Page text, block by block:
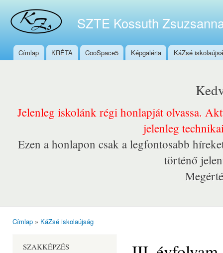
SZTE Kossuth
Főmenü
Címlap KRÉTA CooSpace5 Képgaléria KáZsé
Jelenleg iskolánk régi honlapját olvassa.
jelenleg
Ezen a honlapon csak a legfontosabb
történő
Címlap » KáZsé iskolaújság
SZAKKÉPZÉS